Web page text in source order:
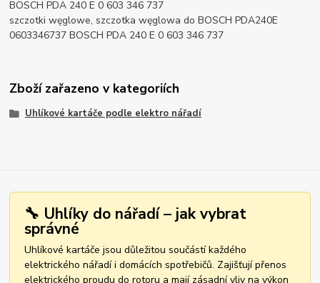
BOSCH PDA 240 E 0 603 346 737
szczotki węglowe, szczotka węglowa do BOSCH PDA240E
0603346737 BOSCH PDA 240 E 0 603 346 737
Zboží zařazeno v kategoriích
Uhlíkové kartáče podle elektro nářadí
🔧 Uhlíky do nářadí – jak vybrat
správné
Uhlíkové kartáče jsou důležitou součástí každého
elektrického nářadí i domácích spotřebičů. Zajišťují přenos
elektrického proudu do rotoru a mají zásadní vliv na výkon